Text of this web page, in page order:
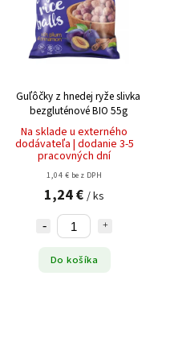
Guľôčky z hnedej ryže slivka
bezgluténové BIO 55g
Na sklade u externého
dodávateľa | dodanie 3-5
pracovných dní
1,04 € bez DPH
1,24 € / ks
Do košíka